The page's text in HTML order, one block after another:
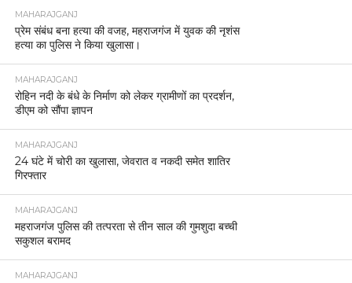
MAHARAJGANJ
प्रेम संबंध बना हत्या की वजह, महराजगंज में युवक की नृशंस
हत्या का पुलिस ने किया खुलासा।
MAHARAJGANJ
रोहिन नदी के बंधे के निर्माण को लेकर ग्रामीणों का प्रदर्शन,
डीएम को सौंपा ज्ञापन
MAHARAJGANJ
24 घंटे में चोरी का खुलासा, जेवरात व नकदी समेत शातिर
गिरफ्तार
MAHARAJGANJ
महराजगंज पुलिस की तत्परता से तीन साल की गुमशुदा बच्ची
सकुशल बरामद
MAHARAJGANJ